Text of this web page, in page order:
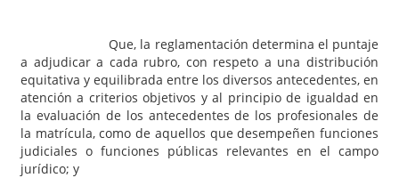
Que, la reglamentación determina el puntaje
a adjudicar a cada rubro, con respeto a una distribución
equitativa y equilibrada entre los diversos antecedentes, en
atención a criterios objetivos y al principio de igualdad en
la evaluación de los antecedentes de los profesionales de
la matrícula, como de aquellos que desempeñen funciones
judiciales o funciones públicas relevantes en el campo
jurídico; y